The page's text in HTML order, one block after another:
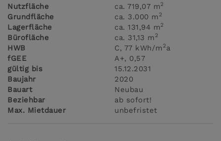
Nutzfläche
ca. 719,07 m2
Grundfläche ca. 3.000 m 2
Lagerfläche ca. 131,94 m2
Bürofläche ca. 31,13 m 2
HWB C, 77 kWh/m 2a
fGEE
A+, 0,57
gültig bis
15.12.2031
Baujahr
2020
Bauart
Neubau
Beziehbar
ab sofort!
Max. Mietdauer
unbefristet